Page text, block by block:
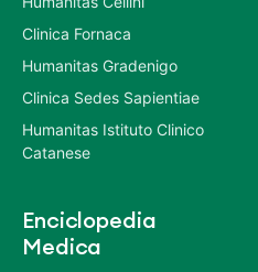
Clinica Fornaca
Humanitas Gradenigo
Clinica Sedes Sapientiae
Humanitas Istituto Clinico
Catanese
Enciclopedia
Medica